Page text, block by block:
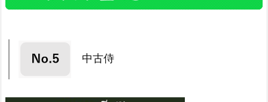
中古侍